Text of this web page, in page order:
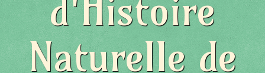
d'Histoire
Naturelle de